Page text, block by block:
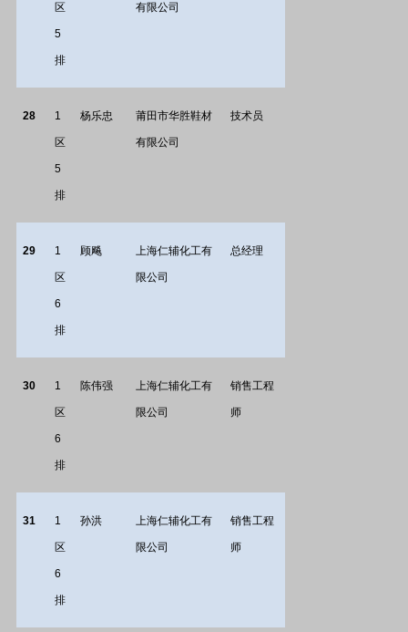
区
5
排
有限公司
28 1
区
5
排
杨乐忠 莆田市华胜鞋材
有限公司
技术员
29 1
区
6
排
顾飚 上海仁辅化工有
限公司
总经理
30 1
区
6
排
陈伟强 上海仁辅化工有
限公司
销售工程
师
31 1
区
6
排
孙洪 上海仁辅化工有
限公司
销售工程
师